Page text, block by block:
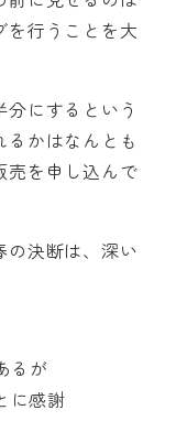
を行うことを大
にするという
かはなんとも
売を申し込んで
の決断は、深い
るが
に感謝